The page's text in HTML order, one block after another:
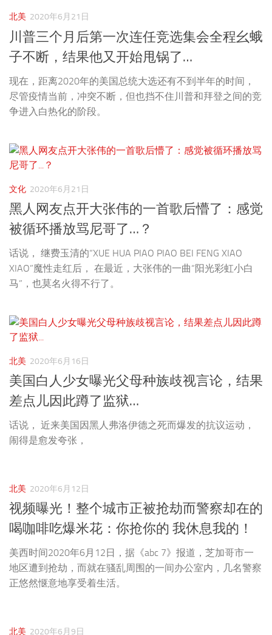
北美 2020年6月21日
川普三个月后第一次连任竞选集会全程幺蛾
子不断，结果他又开始甩锅了…
现在，距离2020年的美国总统大选还有不到半年的时间，
尽管疫情当前，冲突不断，但也挡不住川普和拜登之间的竞
争进入白热化的阶段。
文化 2020年6月21日
黑人网友点开大张伟的一首歌后懵了：感觉
被循环播放骂尼哥了…？
话说， 继费玉清的“XUE HUA PIAO PIAO BEI FENG XIAO
XIAO”魔性走红后， 在最近，大张伟的一曲“阳光彩虹小白
马”，也莫名火得不行了。
北美 2020年6月16日
美国白人少女曝光父母种族歧视言论，结果
差点儿因此蹲了监狱…
话说， 近来美国因黑人弗洛伊德之死而爆发的抗议运动，
闹得是愈发夸张，
北美 2020年6月12日
视频曝光！整个城市正被抢劫而警察却在的
喝咖啡吃爆米花：你抢你的 我休息我的！
美西时间2020年6月12日，据《abc 7》报道，芝加哥市一
地区遭到抢劫，而就在骚乱周围的一间办公室内，几名警察
正悠然惬意地享受着生活。
北美 2020年6月9日